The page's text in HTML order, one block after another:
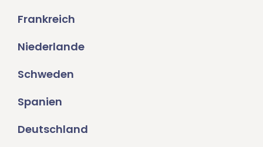
Frankreich
Niederlande
Schweden
Spanien
Deutschland